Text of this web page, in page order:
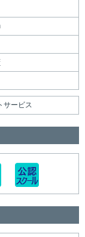
サービス